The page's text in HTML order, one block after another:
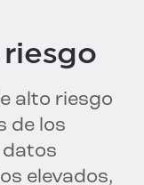
alto riesgo
de los
datos
elevados,